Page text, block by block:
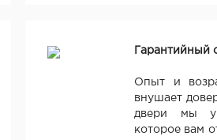
Гарантийный
Опыт и
внушает
двери мы
которое вам